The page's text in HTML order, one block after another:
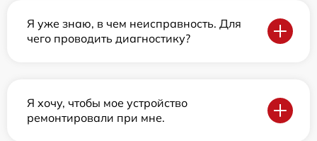
Я уже знаю, в чем неисправность. Для
чего проводить диагностику?
Я хочу, чтобы мое устройство
ремонтировали при мне.